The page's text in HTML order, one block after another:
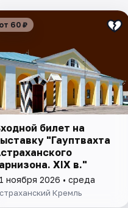
от 60 ₽
билет на
"Гауптвахта
XIX в."
ноября 2026 • среда
Кремль